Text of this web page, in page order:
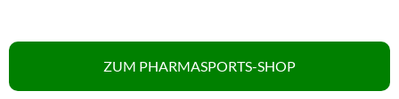
ZUM PHARMASPORTS-SHOP